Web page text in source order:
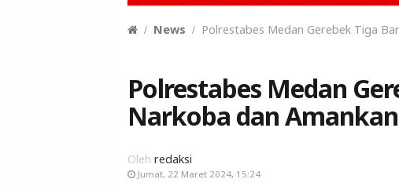
News Polrestabes Medan Gerebek Tiga
Polrestabes Medan
Narkoba dan
Oleh redaksi
Jumat, 22 Maret 2024, 15:24